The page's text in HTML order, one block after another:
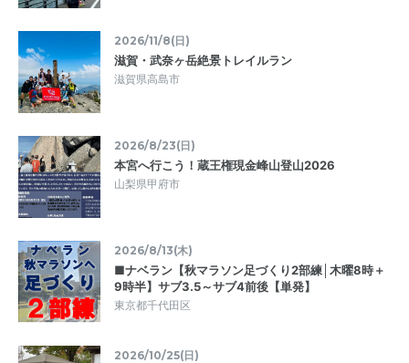
2026/11/8(日)
滋賀・武奈ヶ岳絶景トレイルラン
滋賀県高島市
2026/8/23(日)
本宮へ行こう！蔵王権現金峰山登山2026
山梨県甲府市
2026/8/13(木)
■ナベラン【秋マラソン足づくり2部練│木曜8時＋
9時半】サブ3.5～サブ4前後【単発】
東京都千代田区
2026/10/25(日)